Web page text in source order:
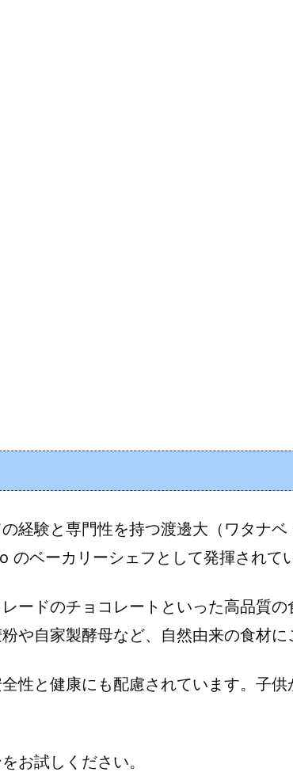
経験と専門性を持つ渡邊大（ワタナ
ベーカリーシェフとして発揮されて
ードのチョコレートといった高品質
や自家製酵母など、自然由来の食材に
性と健康にも配慮されています。子
お試しください。